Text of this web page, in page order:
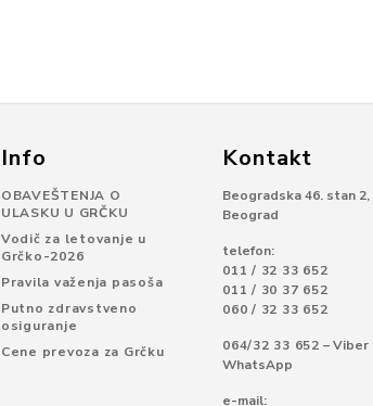
Info
OBAVEŠTENJA O
ULASKU U GRČKU
Vodič za letovanje u
Grčko-2026
Pravila važenja pasoša
Putno zdravstveno
osiguranje
Cene prevoza za Grčku
Kontakt
Beogradska 46. stan 2,
Beograd
telefon:
011 / 32 33 652
011 / 30 37 652
060 / 32 33 652
064/32 33 652 – Viber
WhatsApp
e-mail: